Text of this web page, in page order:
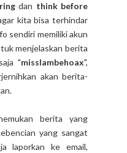
dan think before
kita bisa terhindar
sendiri memiliki akun
menjelaskan berita
"misslambehoax",
akan berita-
berita yang
yang sangat
laporkan ke email,